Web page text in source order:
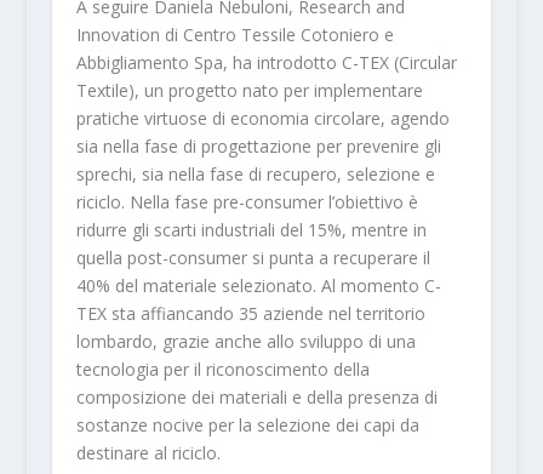
A seguire Daniela Nebuloni, Research and
Innovation di Centro Tessile Cotoniero e
Abbigliamento Spa, ha introdotto C-TEX (Circular
Textile), un progetto nato per implementare
pratiche virtuose di economia circolare, agendo
sia nella fase di progettazione per prevenire gli
sprechi, sia nella fase di recupero, selezione e
riciclo. Nella fase pre-consumer l’obiettivo è
ridurre gli scarti industriali del 15%, mentre in
quella post-consumer si punta a recuperare il
40% del materiale selezionato. Al momento C-
TEX sta affiancando 35 aziende nel territorio
lombardo, grazie anche allo sviluppo di una
tecnologia per il riconoscimento della
composizione dei materiali e della presenza di
sostanze nocive per la selezione dei capi da
destinare al riciclo.